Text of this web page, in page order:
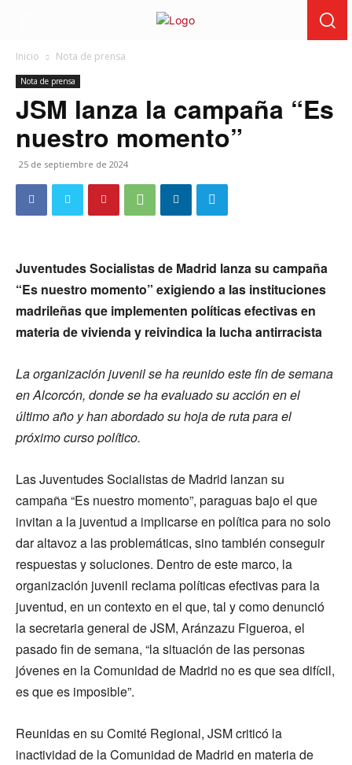
Inicio Nota de prensa
Nota de prensa
JSM lanza la campaña “Es
nuestro momento”
25 de septiembre de 2024
Juventudes Socialistas de Madrid lanza su campaña
“Es nuestro momento” exigiendo a las instituciones
madrileñas que implementen políticas efectivas en
materia de vivienda y reivindica la lucha antirracista
La organización juvenil se ha reunido este fin de semana
en Alcorcón, donde se ha evaluado su acción en el
último año y han abordado su hoja de ruta para el
próximo curso político.
Las Juventudes Socialistas de Madrid lanzan su
campaña “Es nuestro momento”, paraguas bajo el que
invitan a la juventud a implicarse en política para no solo
dar altavoz a las problemáticas, sino también conseguir
respuestas y soluciones. Dentro de este marco, la
organización juvenil reclama políticas efectivas para la
juventud, en un contexto en el que, tal y como denunció
la secretaria general de JSM, Aránzazu Figueroa, el
pasado fin de semana, “la situación de las personas
jóvenes en la Comunidad de Madrid no es que sea difícil,
es que es imposible”.
Reunidas en su Comité Regional, JSM criticó la
inactividad de la Comunidad de Madrid en materia de